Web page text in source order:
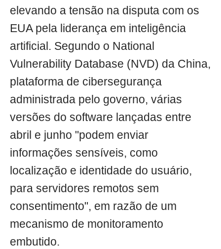
elevando a tensão na disputa com os
EUA pela liderança em inteligência
artificial. Segundo o National
Vulnerability Database (NVD) da China,
plataforma de cibersegurança
administrada pelo governo, várias
versões do software lançadas entre
abril e junho "podem enviar
informações sensíveis, como
localização e identidade do usuário,
para servidores remotos sem
consentimento", em razão de um
mecanismo de monitoramento
embutido.